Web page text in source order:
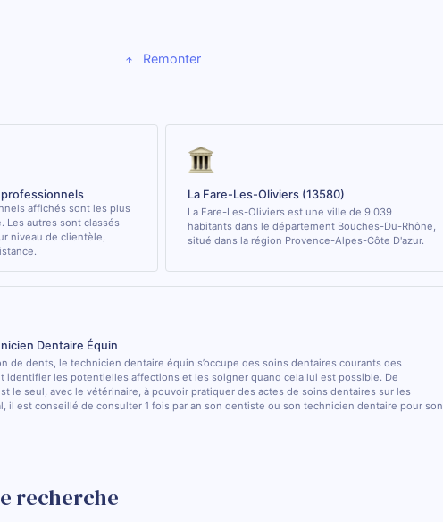
Remonter
affichés sont les plus
Les autres sont classés
niveau de clientèle,
La Fare-Les-Oliviers (13580)
La Fare-Les-Oliviers est une ville de 9 039
habitants dans le département Bouches-Du-Rhône,
situé dans la région Provence-Alpes-Côte D'azur.
Dentaire Équin
de dents, le technicien dentaire équin s’occupe des soins dentaires courants des
identifier les potentielles affections et les soigner quand cela lui est possible. De
le seul, avec le vétérinaire, à pouvoir pratiquer des actes de soins dentaires sur les
il est conseillé de consulter 1 fois par an son dentiste ou son technicien dentaire pour son
recherche